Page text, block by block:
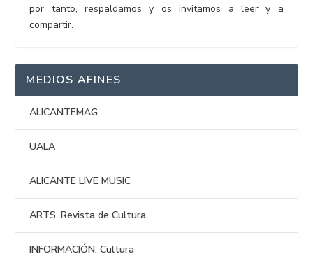
por tanto, respaldamos y os invitamos a leer y a
compartir.
MEDIOS AFINES
ALICANTEMAG
UALA
ALICANTE LIVE MUSIC
ARTS. Revista de Cultura
INFORMACIÓN. Cultura